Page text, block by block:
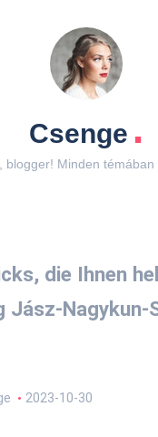
Csenge .
blogger! Minden témában
die Ihnen
Jász-Nagykun-
2023-10-30